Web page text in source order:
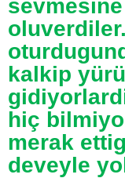
kalkip
hiç
merak
deveyle